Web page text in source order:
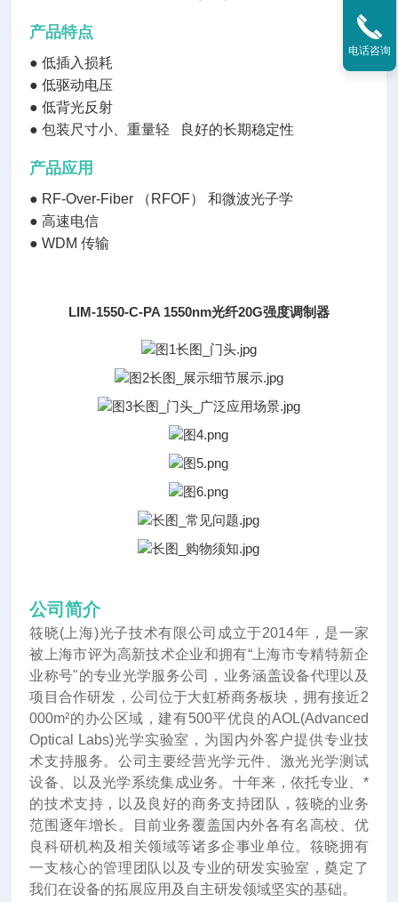
产品特点
●低插入损耗
●低驱动电压
●低背光反射
●包装尺寸小、重量轻 良好的长期稳定性
产品应用
● RF-Over-Fiber （RFOF） 和微波光子学
●高速电信
●WDM 传输
LIM-1550-C-PA 1550nm光纤20G强度调制器
公司简介
筱晓(上海)光子技术有限公司成立于2014年 ， 是一家
被上海市评为高新技术企业和拥有“上海市专精特新企
业称号"的专业光学服务公司，业务涵盖设备代理以及
项目合作研发，公司位于大虹桥商务板块，拥有接近2
000m²的办公区域，建有500平优良的AOL(Advanced
Optical Labs)光学实验室，为国内外客户提供专业技
术支持服务。公司主要经营光学元件、激光光学测试
设备、以及光学系统集成业务。十年来 ，依托专业、*
的技术支持，以及良好的商务支持团队，筱晓的业务
范围逐年增长。目前业务覆盖国内外各有名高校、优
良科研机构及相关领域等诸多企事业单位。筱晓拥有
一支核心的管理团队以及专业的研发实验室，奠定了
我们在设备的拓展应用及自主研发领域坚实的基础。
电话咨询